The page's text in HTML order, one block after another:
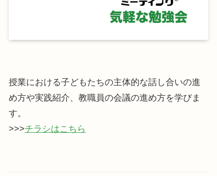
授業における子どもたちの主体的な話し合いの進
め方や実践紹介、教職員の会議の進め方を学びま
す。
>>>チラシはこちら